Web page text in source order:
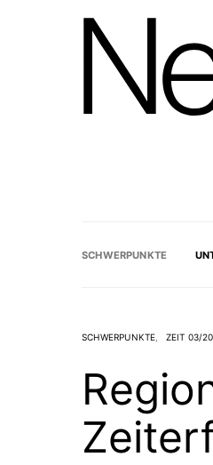
SCHWERPUNKTE
SCHWERPUNKTE ZEIT 03/